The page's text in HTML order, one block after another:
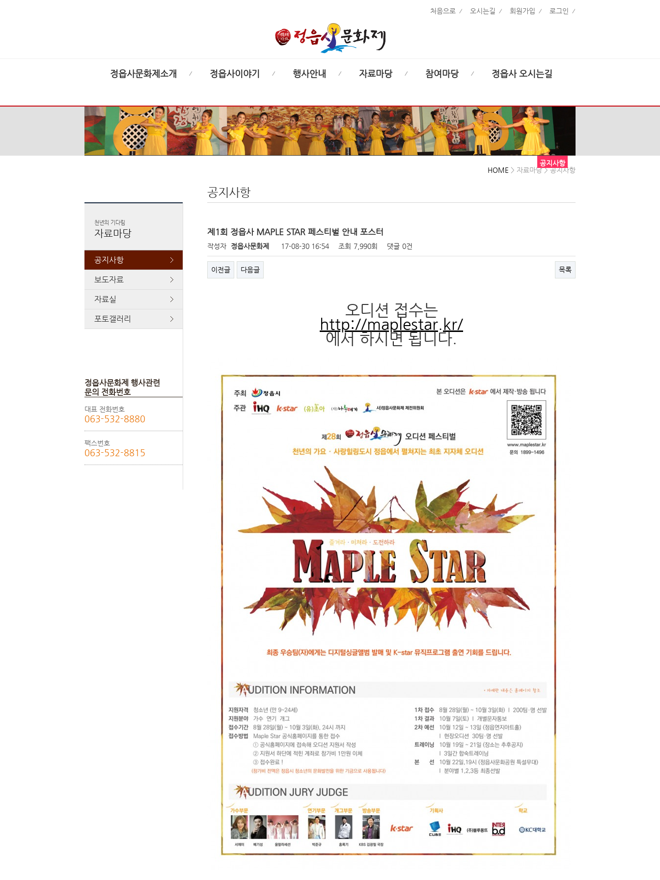
로그인
회원가입
오시는길
처음으로
정읍사문화제소개 정읍사이야기 행사안내 자료마당 참여마당 정읍사 오시는길
천년의 기다림
자료마당
공지사항
보도자료
자료실
포토갤러리
정읍사문화제 행사관련
문의 전화번호
대표 전화번호
063-532-8880
팩스번호
063-532-8815
공지사항
HOME > 자료마당 > 공지사항
공지사항
제1회 정읍사 MAPLE STAR 페스티벌 안내 포스터
작성자 정읍사문화제 17-08-30 16:54 조회 7,990회 댓글 0건
이전글 다음글 목록
오디션 접수는
http://maplestar.kr/
에서 하시면 됩니다.